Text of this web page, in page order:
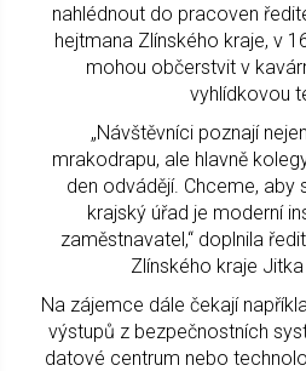
nahlédnout do pracoven
hejtmana Zlínského kraje, v
mohou občerstvit v
vyhlídkovou
„Návštěvníci poznají
mrakodrapu, ale hlavně
den odvádějí. Chceme, aby
krajský úřad je moderní
zaměstnavatel,“ doplnila
Zlínského kraje
Na zájemce dále čekají
výstupů z bezpečnostních
datové centrum nebo